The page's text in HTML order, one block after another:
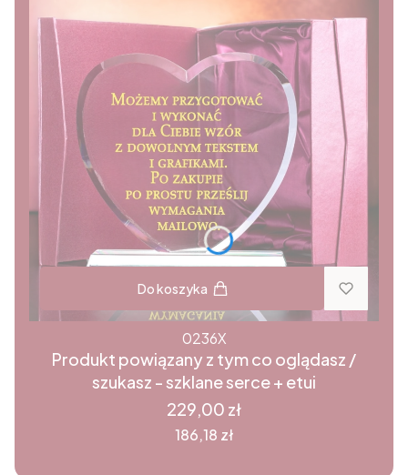
Do koszyka
0236X
Produkt powiązany z tym co oglądasz /
szukasz - szklane serce + etui
Cena
229,00 zł
Cena
186,18 zł